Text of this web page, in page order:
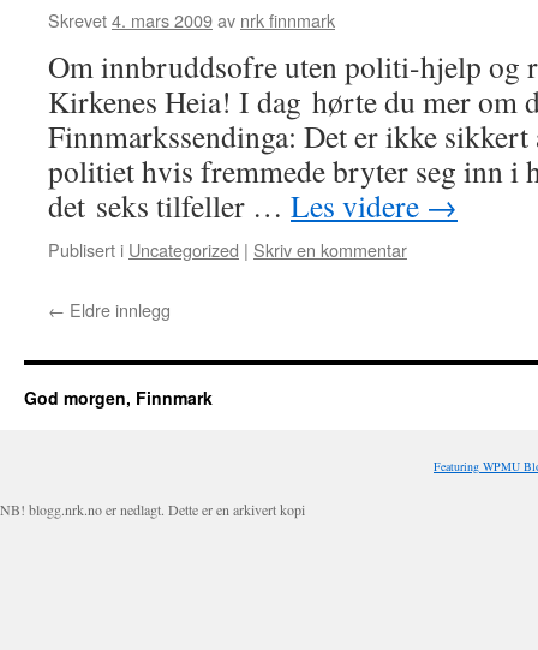
Skrevet4. mars 2009av nrk finnmark
Om innbruddsofre uten politi-hjelp og
Kirkenes Heia! I dag hørte du mer om
Finnmarkssendinga: Det er ikke sikkert
politiet hvis fremmede bryter seg inn i
det seks tilfeller … Les videre →
Publisert i Uncategorized | Skriv en kommentar
← Eldre innlegg
God morgen, Finnmark
Featuring WPMU
NB! blogg.nrk.no er nedlagt. Dette er en arkivert kopi